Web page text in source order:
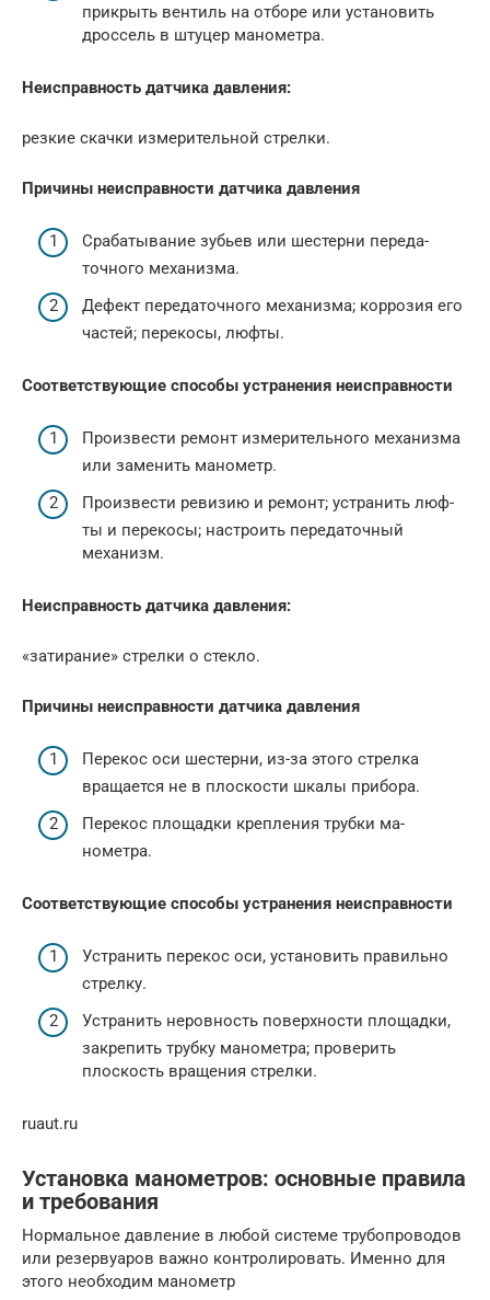
прикрыть вентиль на отборе или устано­вить
дроссель в штуцер манометра.
Неисправность датчика давления:
резкие скачки измерительной стрелки.
Причины неисправности датчика давления
Срабатывание зубьев или шестерни переда­
точного механизма.
Дефект передаточного механизма; коррозия его
частей; перекосы, люфты.
Соответствующие способы устранения неисправности
Произвести ремонт из­мерительного механиз­ма
или заменить мано­метр.
Произвести ревизию и ремонт; устранить люф­
ты и перекосы; настро­ить передаточный
механизм.
Неисправность датчика давления:
«затирание» стрелки о стекло.
Причины неисправности датчика давления
Перекос оси шестерни, из-за этого стрелка
вращается не в плос­кости шкалы прибора.
Перекос площадки крепления трубки ма­
нометра.
Соответствующие способы устранения неисправности
Устранить перекос оси, установить правильно
стрелку.
Устранить неровность поверхности площадки,
закрепить трубку мано­метра; проверить
плоскость вращения стрел­ки.
ruaut.ru
Установка манометров: основные правила
и требования
Нормальное давление в любой системе трубопроводов
или резервуаров важно контролировать. Именно для
этого необходим манометр